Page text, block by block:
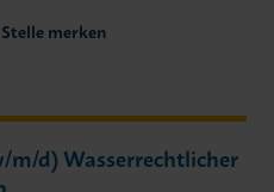
Stelle merken
m/d) Wasserrechtlicher